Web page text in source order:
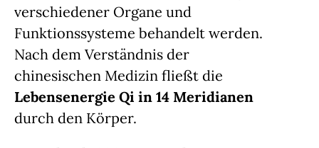
verschiedener Organe und
Funktionssysteme behandelt werden.
Nach dem Verständnis der
chinesischen Medizin fließt die
Lebensenergie Qi in 14 Meridianen
durch den Körper.